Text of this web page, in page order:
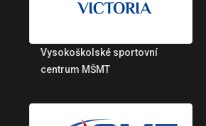
Vysokoškolské sportovní
centrum MŠMT